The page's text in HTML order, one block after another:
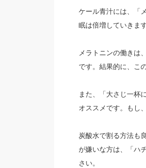
ケール青汁には、「
眠は倍増していきます
メラトニンの働きは
です。結果的に、こ
また、「大さじ一杯
オススメです。もし
炭酸水で割る方法も
が嫌いな方は、「ハ
さい。